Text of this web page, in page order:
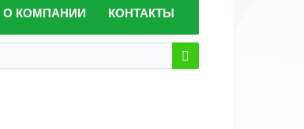
О КОМПАНИИ КОНТАКТЫ